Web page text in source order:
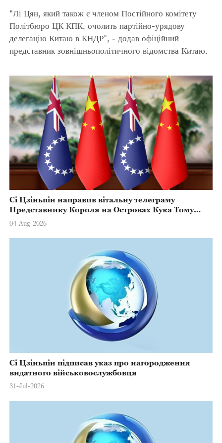
"Лі Цян, який також є членом Постійного комітету
Політбюро ЦК КПК, очолить партійно-урядову
делегацію Китаю в КНДР", - додав офіційний
представник зовнішньополітичного відомства Китаю.
Сі Цзіньпін направив вітальну телеграму
Представнику Короля на Островах Кука Тому
Марстерсу з нагоди Дня Конституції
04-Aug-2026
Сі Цзіньпін підписав указ про нагородження
видатного військовослужбовця
31-Jul-2026